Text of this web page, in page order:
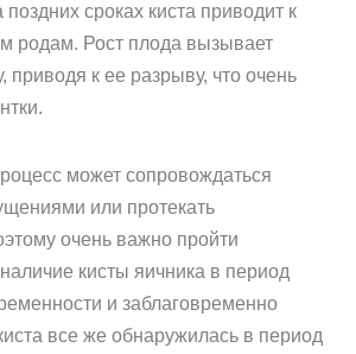
сроках киста приводит к
родам. Рост плода вызывает
приводя к ее разрыву, что очень
может сопровождаться
или протекать
очень важно пройти
кисты яичника в период
и заблаговременно
все же обнаружилась в период